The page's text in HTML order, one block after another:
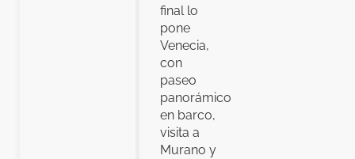
final lo
pone
Venecia,
con
paseo
panorámico
en barco,
visita a
Murano y